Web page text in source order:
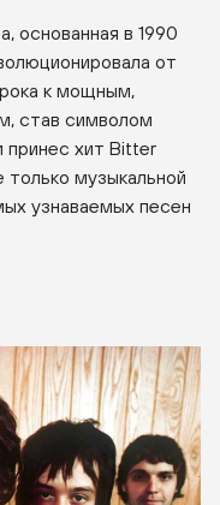
основанная в 1990
от
к мощным,
став символом
принес хит Bitter
музыкальной
узнаваемых песен